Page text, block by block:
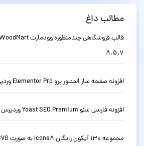
مطالب داغ
8.5.7
افزونه صفحه ساز المنتور پرو Elementor Pro وردپرس نسخه 4.2.1
افزونه فارسی سئو Yoast SEO Premium وردپرس نسخه حرفه ای 28.1
مجموعه 130 آیکون رایگان Icons8 به صورت SVG